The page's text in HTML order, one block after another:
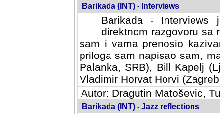
Barikada (INT) - Interviews
Barikada -
direktnom razgovoru sa
sam i vama prenosio
priloga sam napisao sam,
Palanka, SRB), Bill Kapelj
Vladimir Horvat Horvi
Autor: Dragutin Matoševic,
Barikada (INT) - Jazz reflections